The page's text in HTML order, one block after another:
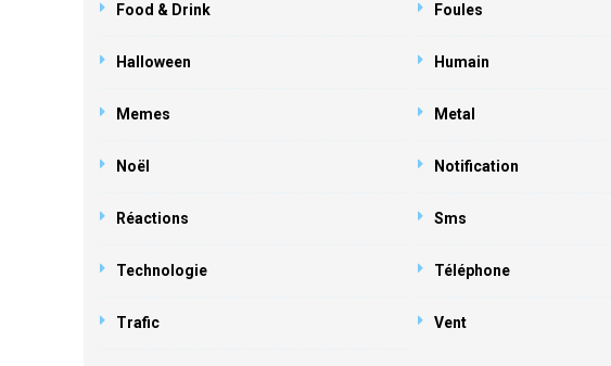
Food & Drink Foules
Halloween Humain
Memes Metal
Noël Notification
Réactions Sms
Technologie Téléphone
Trafic Vent